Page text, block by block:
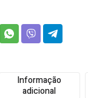
Informação
adicional